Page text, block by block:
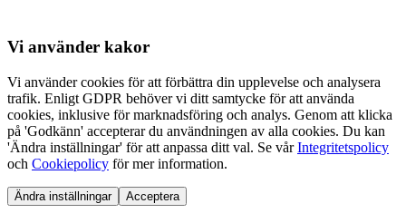
Vi använder kakor
Vi använder cookies för att förbättra din upplevelse och analysera
trafik. Enligt GDPR behöver vi ditt samtycke för att använda
cookies, inklusive för marknadsföring och analys. Genom att klicka
på 'Godkänn' accepterar du användningen av alla cookies. Du kan
'Ändra inställningar' för att anpassa ditt val. Se vårIntegritetspolicy
och Cookiepolicy för mer information.
Ändra inställningar Acceptera